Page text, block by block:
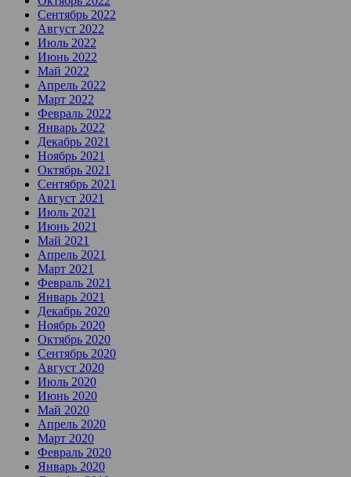
Сентябрь 2022
Август 2022
Июль 2022
Июнь 2022
Май 2022
Апрель 2022
Март 2022
Февраль 2022
Январь 2022
Декабрь 2021
Ноябрь 2021
Октябрь 2021
Сентябрь 2021
Август 2021
Июль 2021
Июнь 2021
Май 2021
Апрель 2021
Март 2021
Февраль 2021
Январь 2021
Декабрь 2020
Ноябрь 2020
Октябрь 2020
Сентябрь 2020
Август 2020
Июль 2020
Июнь 2020
Май 2020
Апрель 2020
Март 2020
Февраль 2020
Январь 2020